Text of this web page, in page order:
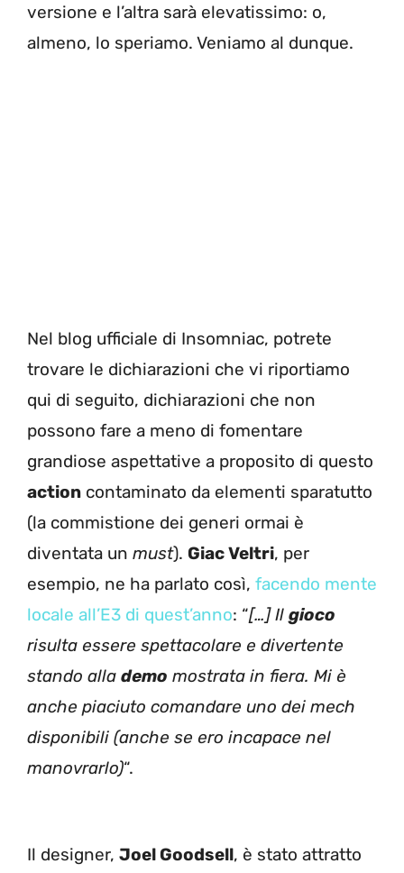
versione e l’altra sarà elevatissimo: o,
almeno, lo speriamo. Veniamo al dunque.
Nel blog ufficiale di Insomniac, potrete
trovare le dichiarazioni che vi riportiamo
qui di seguito, dichiarazioni che non
possono fare a meno di fomentare
grandiose aspettative a proposito di questo
action contaminato da elementi sparatutto
(la commistione dei generi ormai è
diventata un must). Giac Veltri, per
esempio, ne ha parlato così, facendo mente
locale all’E3 di quest’anno: “[…] Il gioco
risulta essere spettacolare e divertente
stando alla demo mostrata in fiera. Mi è
anche piaciuto comandare uno dei mech
disponibili (anche se ero incapace nel
manovrarlo)“.
Il designer, Joel Goodsell, è stato attratto